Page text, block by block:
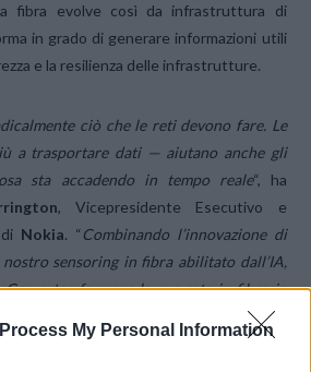
My Personal Information
fibra evolve così da infrastruttura di
in grado di generare informazioni utili
e la resilienza delle infrastrutture.
ciò che le reti devono fare. Le
a trasportare dati — aiutano anche gli
sta accadendo in tempo reale“, ha
, Vicepresidente Esecutivo e
Nokia. “ Combinando l’innovazione di
sensoring in fibra abilitato dall’IA,
a trasformare la sua rete in fibra in
intelligente che offre
in grado di percepire, comprendere e